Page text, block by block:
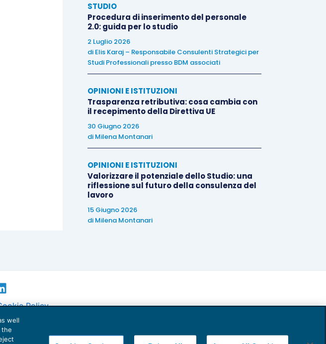
STUDIO
Procedura di inserimento del personale
2.0: guida per lo studio
2 Luglio 2026
di Elis Karaj – Responsabile Consulenti Strategici per
Studi Professionali presso BDM associati
OPINIONI E ISTITUZIONI
Trasparenza retributiva: cosa cambia con
il recepimento della Direttiva UE
30 Giugno 2026
di Milena Montanari
OPINIONI E ISTITUZIONI
Valorizzare il potenziale dello Studio: una
riflessione sul futuro della consulenza del
lavoro
15 Giugno 2026
di Milena Montanari
Policy
Tribunale di Milano Reg. n. 8556/2026
Cerato
well
the